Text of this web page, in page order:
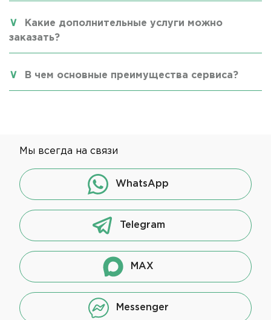
Какие дополнительные услуги можно
заказать?
В чем основные преимущества сервиса?
Мы всегда на связи
WhatsApp
Telegram
MAX
Messenger